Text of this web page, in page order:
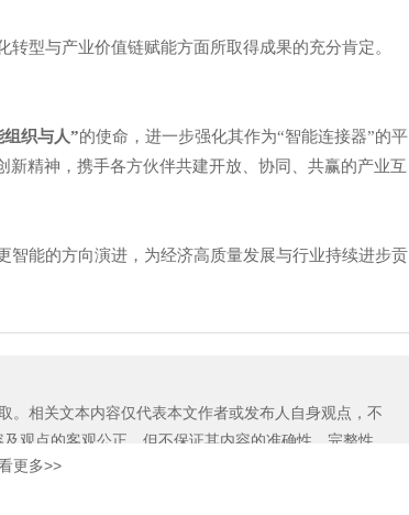
型与产业价值链赋能方面所取得成果的充分肯定。
织与人”的使命，进一步强化其作为“智能连接器”的平
新精神，携手各方伙伴共建开放、协同、共赢的产业互
智能的方向演进，为经济高质量发展与行业持续进步贡
相关文本内容仅代表本文作者或发布人自身观点，不
观点的客观公正，但不保证其内容的准确性、完整性，
者及编辑认为其作品不宜上网供大家浏览，或不应无
更多>>